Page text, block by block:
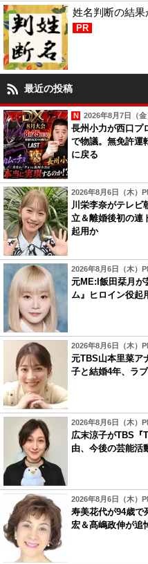
姓名判断の結
PR
最近の投稿
2026年8月7日（
長州小力が西口プ
で物議。無免許運
に戻る
2026年8月6日（木）
川栄李奈がテレビ
立＆離婚後初の連
起用か
2026年8月6日（木）
元ME:I飯田栞月が
ム』ヒロイン役起
2026年8月6日（木）
元TBS山本里菜ア
子と結婚4年、ラ
2026年8月6日（木）
広末涼子がTBS『
由、今後の芸能活
2026年8月6日（木）
寿美花代が94歳で
宏＆髙嶋政伸が追